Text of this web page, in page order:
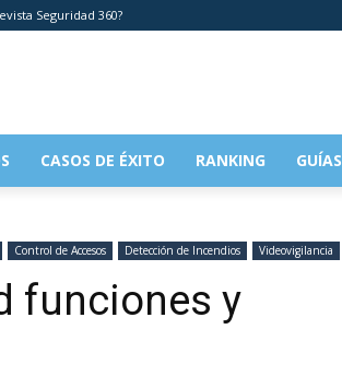
Seguridad 360?
CASOS DE ÉXITO RANKING GUÍAS
Control de Accesos Detección de Incendios Videovigilancia
funciones y